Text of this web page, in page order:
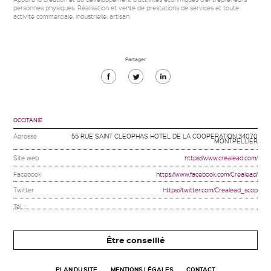
personnes physiques. Réalisation et vente de prestations de services et toute
activité commerciale, industrielle, artisan
Partager
Partager
Partager
OCCITANIE
Adresse 55 RUE SAINT CLEOPHAS HOTEL DE LA COOPERATION 34070
MONTPELLIER
Site web https://www.crealead.com/
Facebook https://www.facebook.com/Crealead/
Twitter https://twitter.com/Crealead_scop
Tél. :
Être conseillé
PLAN DU SITE MENTIONS LÉGALES CONTACT